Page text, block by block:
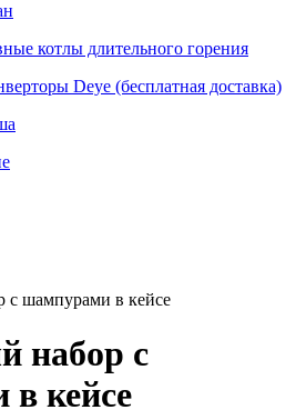
котлы длительного горения
Deye (бесплатная доставка)
с шампурами в кейсе
набор с
кейсе